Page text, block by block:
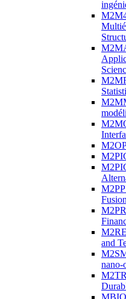
Fusion
and
nano-